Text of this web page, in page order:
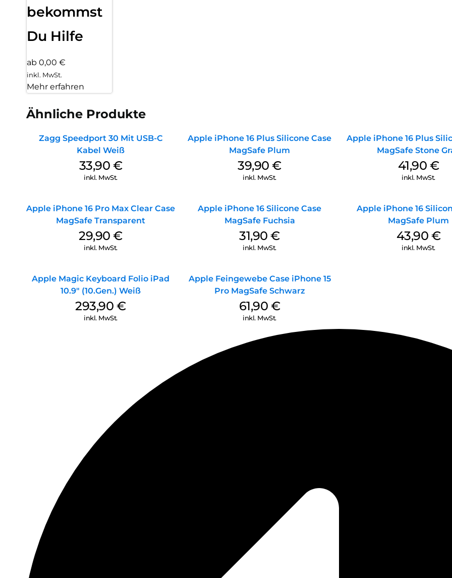
bekommst
Du Hilfe
ab 0,00 €
inkl. MwSt.
Mehr erfahren
Ähnliche Produkte
Zagg Speedport 30 Mit USB-C
Kabel Weiß
33,90 €
inkl. MwSt.
Apple iPhone 16 Plus Silicone Case
MagSafe Plum
39,90€
inkl. MwSt.
Apple iPhone 16 Plus
MagSafe Stone
41,90 €
inkl. MwSt.
Apple iPhone 16 Pro Max Clear Case
MagSafe Transparent
29,90€
inkl. MwSt.
Apple iPhone 16 Silicone Case
MagSafe Fuchsia
31,90€
inkl. MwSt.
Apple iPhone 16
MagSafe Plum
43,90 €
inkl. MwSt.
Apple Magic Keyboard Folio iPad
10.9″ (10.Gen.) Weiß
293,90€
inkl. MwSt.
Apple Feingewebe Case iPhone 15
Pro MagSafe Schwarz
61,90 €
inkl. MwSt.